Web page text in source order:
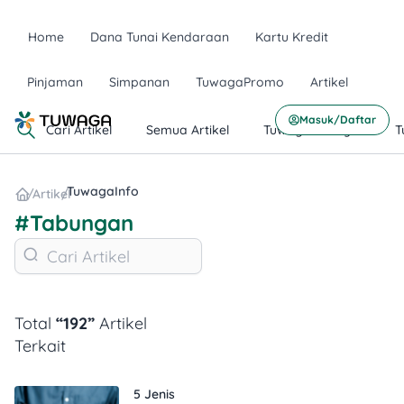
Home Dana Tunai Kendaraan Kartu Kredit
Pinjaman Simpanan TuwagaPromo Artikel
Masuk/Daftar
Cari Artikel Semua Artikel TuwagaLifestyle
/Artikel
/TuwagaInfo
#Tabungan
Total “192” Artikel
Terkait
5 Jenis